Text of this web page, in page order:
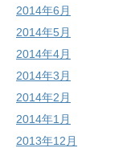
2014年6月
2014年5月
2014年4月
2014年3月
2014年2月
2014年1月
2013年12月